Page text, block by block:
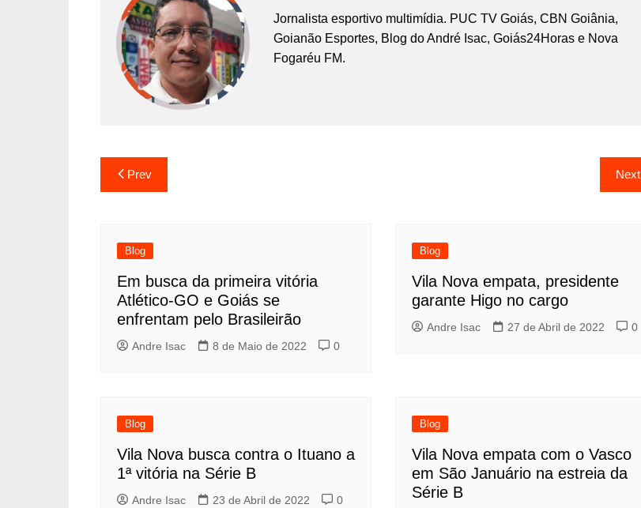
Jornalista esportivo multimídia. PUC TV Goiás, CBN Goiânia,
Goianão Esportes, Blog do André Isac, Goiás24Horas e Nova
Fogaréu FM.
Prev Next
Blog
Em busca da primeira vitória
Atlético-GO e Goiás se
enfrentam pelo Brasileirão
Andre Isac 8 de Maio de 2022 0
Blog
Vila Nova empata, presidente
garante Higo no cargo
Andre Isac 27 de Abril de 2022 0
Blog
Vila Nova busca contra o Ituano a
1ª vitória na Série B
Andre Isac 23 de Abril de 2022 0
Blog
Vila Nova empata com o Vasco
em São Januário na estreia da
Série B